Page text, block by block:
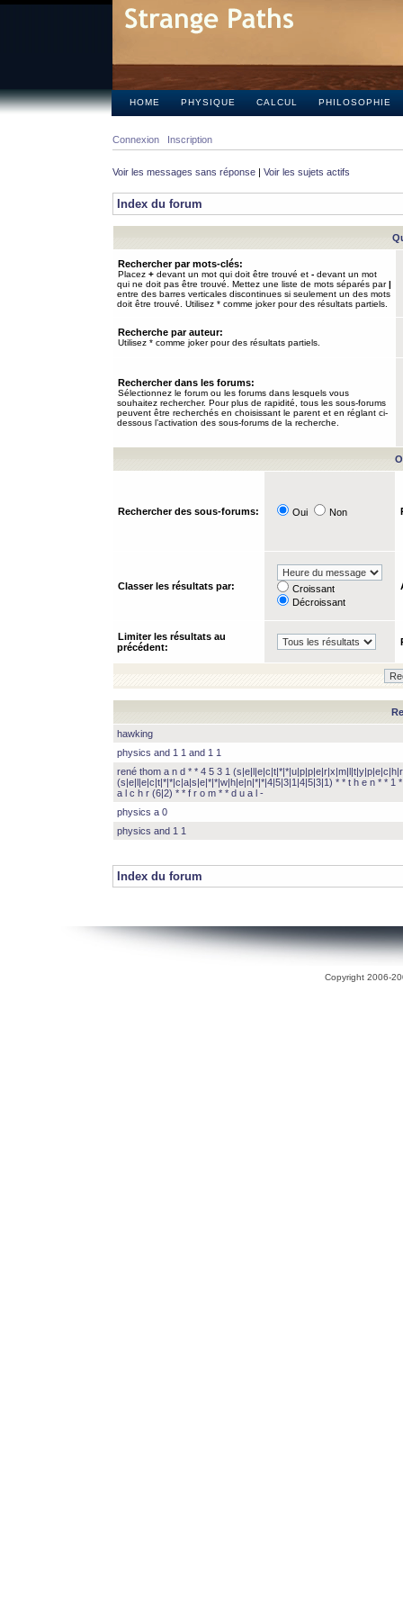
HOME PHYSIQUE CALCUL PHILOSOPHIE
Connexion Inscription
Voir les messages sans réponse | Voir les sujets actifs
Index du forum
Rechercher par mots-clés:
Placez + devant un mot qui doit être trouvé et - devant un mot
qui ne doit pas être trouvé. Mettez une liste de mots séparés par|
entre des barres verticales discontinues si seulement un des mots
doit être trouvé. Utilisez * comme joker pour des résultats partiels.
Recherche par auteur:
Utilisez * comme joker pour des résultats partiels.
Rechercher dans les forums:
Sélectionnez le forum ou les forums dans lesquels vous
souhaitez rechercher. Pour plus de rapidité, tous les sous-forums
peuvent être recherchés en choisissant le parent et en réglant ci-
dessous l’activation des sous-forums de la recherche.
Rechercher des sous-forums: Oui Non
Classer les résultats par:
Croissant
Décroissant
Limiter les résultats au
précédent:
hawking
physics and 1 1 and 1 1
rené thom a n d * * 4 5 3 1
(s|e|l|e|c|t|*|*|c|a|s|e|*|*|w|h|e|n|*|*|4|5|3|1|4|5|3|1) * * t h e n * * 1
a l c h r (6|2) * * f r o m * * d u a l -
physics a 0
physics and 1 1
Index du forum
Copyright 2006-